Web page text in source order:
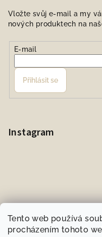
Tento web používá
procházením tohoto
Vložte svůj e-mail a my
nových produktech na
E-mail
Přihlásit se
Instagram